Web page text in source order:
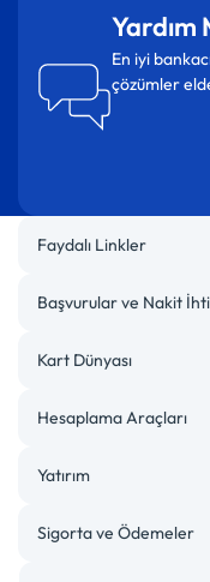
Yardım
En iyi
çözümler
Faydalı Linkler
Başvurular ve Nakit
Kart Dünyası
Hesaplama Araçları
Yatırım
Sigorta ve Ödemeler